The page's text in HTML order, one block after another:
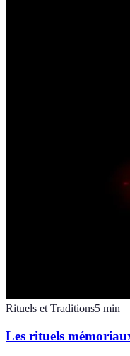
Rituels et Traditions5 min
Les rituels